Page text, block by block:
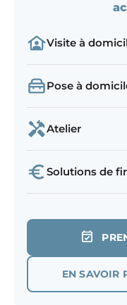
Visite à
Pose à
Atelier
Solutions de
EN SAVOIR